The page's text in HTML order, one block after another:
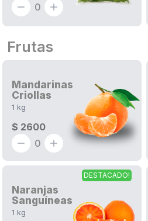
0
Frutas
Mandarinas
Criollas
1 kg
$ 2600
0
DESTACADO!
Naranjas
Sanguíneas
1 kg